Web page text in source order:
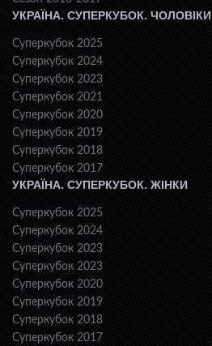
УКРАЇНА. СУПЕРКУБОК. ЧОЛОВІКИ
Суперкубок 2025
Суперкубок 2024
Суперкубок 2023
Суперкубок 2021
Суперкубок 2020
Суперкубок 2019
Суперкубок 2018
Суперкубок 2017
УКРАЇНА. СУПЕРКУБОК. ЖІНКИ
Суперкубок 2025
Суперкубок 2024
Суперкубок 2023
Суперкубок 2023
Суперкубок 2020
Суперкубок 2019
Суперкубок 2018
Суперкубок 2017